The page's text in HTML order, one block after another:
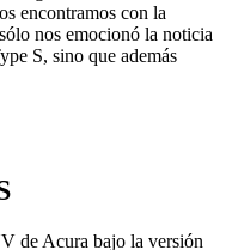
encontramos con la
nos emocionó la noticia
S, sino que además
de Acura bajo la versión